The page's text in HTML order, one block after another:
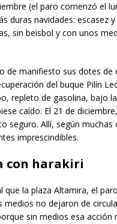
(el paro comenzó el
duras navidades: escasez
sin beisbol y con unos
de manifiesto sus dotes
del buque Pilín
repleto de gasolina, bajo
caído. El 21 de
seguro. Allí, según
imprescindibles.
con harakiri
que la plaza Altamira, el
no dejaron de
sin medios esa